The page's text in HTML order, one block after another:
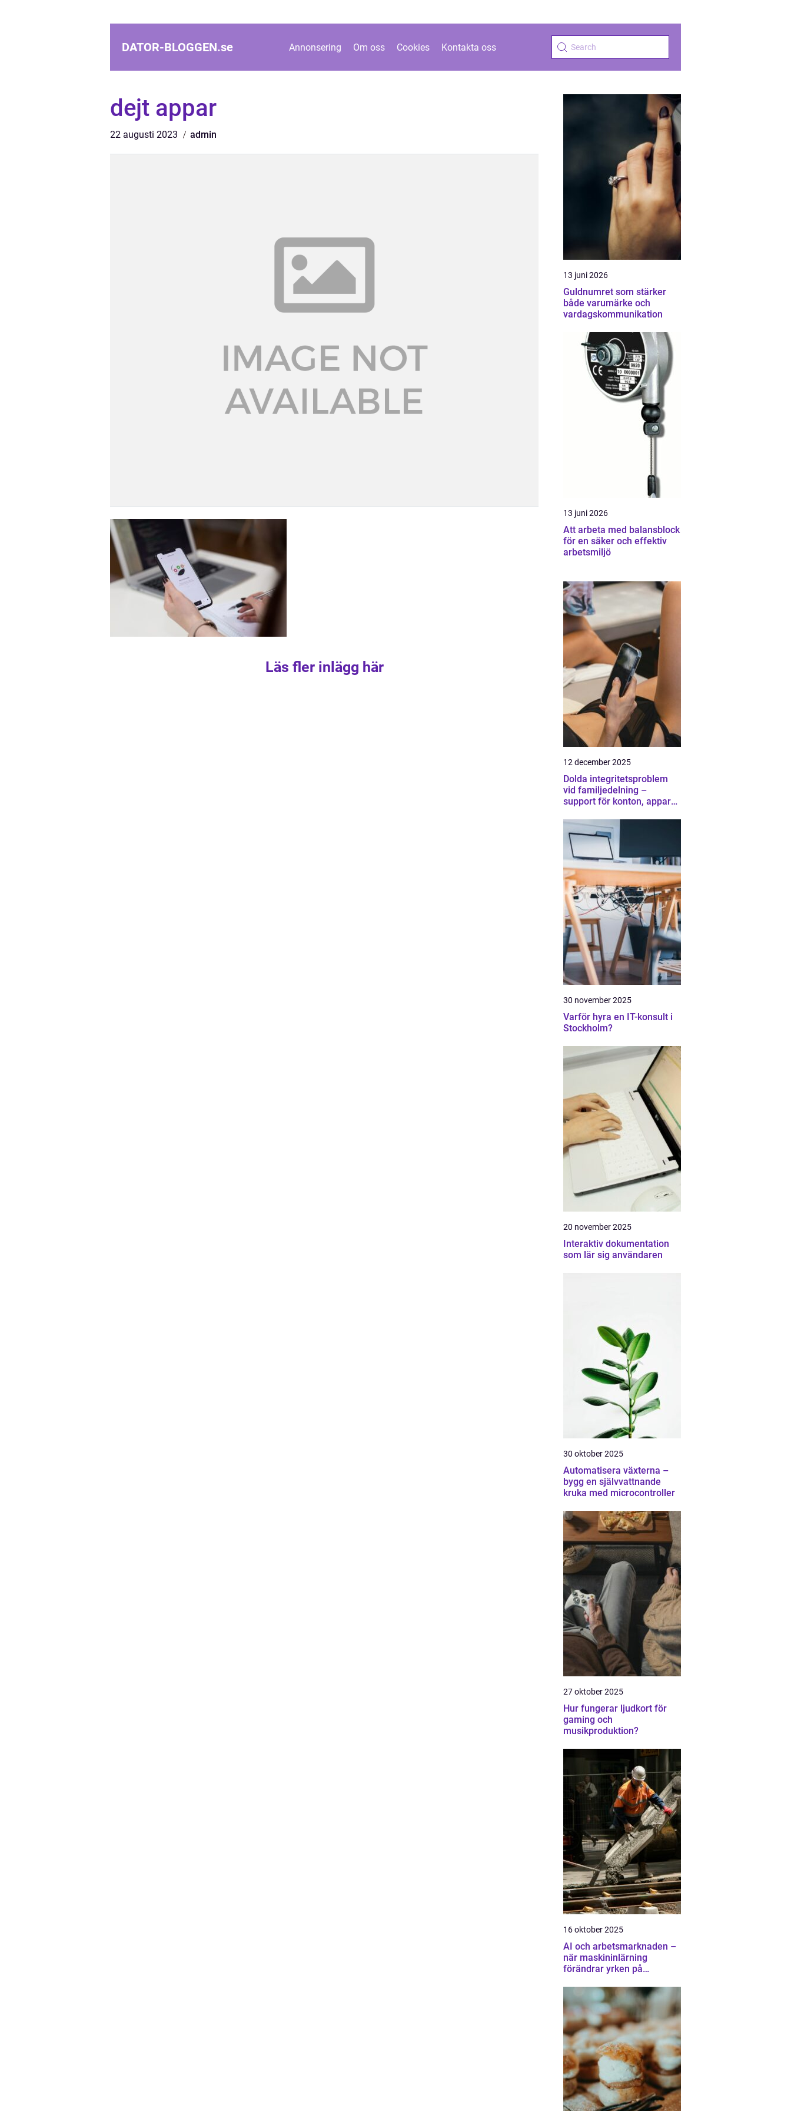
DATOR-BLOGGEN.se Annonsering Om oss Cookies Kontakta oss
dejt appar
22 augusti 2023 admin
Läs fler inlägg här
13 juni 2026
Guldnumret som stärker
både varumärke och
vardagskommunikation
13 juni 2026
Att arbeta med balansblock
för en säker och effektiv
arbetsmiljö
12 december 2025
Dolda integritetsproblem
vid familjedelning –
support för konton, appar
30 november 2025
Varför hyra en IT-konsult i
Stockholm?
20 november 2025
Interaktiv dokumentation
som lär sig användaren
30 oktober 2025
Automatisera växterna –
bygg en självvattnande
kruka med microcontroller
27 oktober 2025
Hur fungerar ljudkort för
gaming och
musikproduktion?
16 oktober 2025
AI och arbetsmarknaden –
när maskininlärning
förändrar yrken på